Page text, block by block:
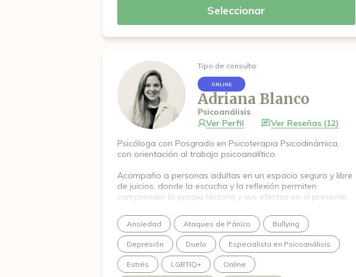
Si estás pensando en comenzar, podés escribirme con
confianza y sin ningún compromiso, y encontramos juntos el
Seleccionar
Tipo de consulta:
ONLINE
Adriana Blanco
Psicoanálisis
Ver Perfil
Ver Reseñas (12)
Psicóloga con Posgrado en Psicoterapia Psicodinámica,
con orientación al trabajo psicoanalítico.
Acompaño a personas adultas en un espacio seguro y libre
de juicios, donde la escucha y la reflexión permiten
comprender la propia historia y sus efectos en el presente.
Dicha comprensión abre la posibilidad de descubrir nuevas
maneras de transitar la vida, generando un mayor alivio.
Ansiedad Ataques de Pánico Bullying
Depresión Duelo Especialista en Psicoanálisis
Estrés LGBTIQ+ Online